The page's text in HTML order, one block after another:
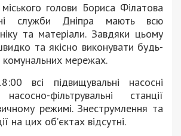
голови Бориса Філатова
служби Дніпра мають всю
та матеріали. Завдяки цьому
та якісно виконувати будь-
комунальних мережах.
всі підвищувальні насосні
фільтрувальні станції
режимі. Знеструмлення та
на цих об’єктах відсутні.